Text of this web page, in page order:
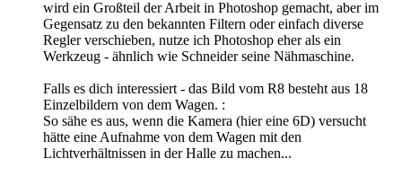
wird ein Großteil der Arbeit in Photoshop gemacht, aber im
Gegensatz zu den bekannten Filtern oder einfach diverse
Regler verschieben, nutze ich Photoshop eher als ein
Werkzeug - ähnlich wie Schneider seine Nähmaschine.
Falls es dich interessiert - das Bild vom R8 besteht aus 18
Einzelbildern von dem Wagen. :
So sähe es aus, wenn die Kamera (hier eine 6D) versucht
hätte eine Aufnahme von dem Wagen mit den
Lichtverhältnissen in der Halle zu machen...